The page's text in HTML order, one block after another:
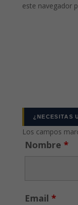
este navegador
¿NECESITAS
Los campos
Nombre *
Email *